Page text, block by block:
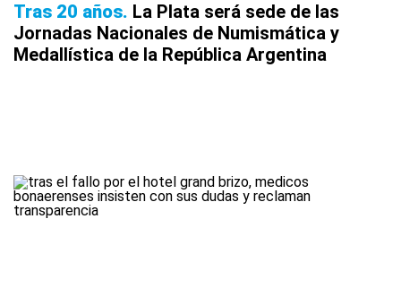
Tras 20 años La Plata será sede de las
Jornadas Nacionales de Numismática y
Medallística de la República Argentina